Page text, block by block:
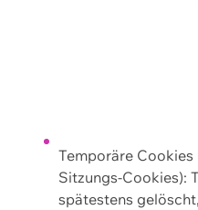
Temporäre Cookies
Sitzungs-Cookies):
spätestens